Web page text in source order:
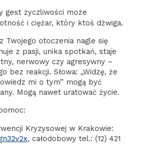
gest życzliwości może
i ciężar, który ktoś dźwiga.
otoczenia nagle się
z pasji, unika spotkań, staje
nerwowy czy agresywny –
bez reakcji. Słowa: „Widzę, że
mi o tym” mogą być
Mogą nawet uratować życie.
Kryzysowej w Krakowie:
, całodobowy tel.: (12) 421